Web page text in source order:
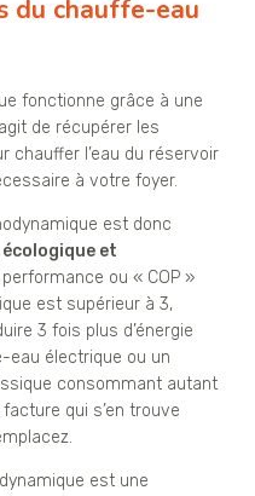
du chauffe-eau
fonctionne grâce à une
de récupérer les
chauffer l’eau du réservoir
à votre foyer.
est donc
et
ou « COP »
est supérieur à 3,
3 fois plus d’énergie
eau électrique ou un
consommant autant
qui s’en trouve
est une